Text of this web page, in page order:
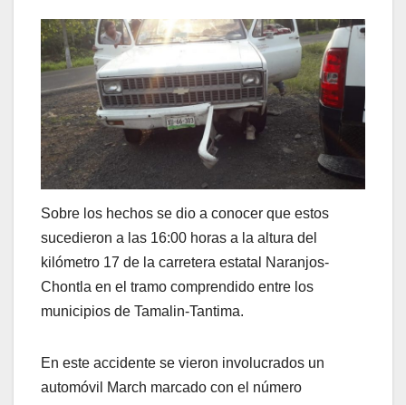
Sobre los hechos se dio a conocer que estos
sucedieron a las 16:00 horas a la altura del
kilómetro 17 de la carretera estatal Naranjos-
Chontla en el tramo comprendido entre los
municipios de Tamalin-Tantima.
En este accidente se vieron involucrados un
automóvil March marcado con el número